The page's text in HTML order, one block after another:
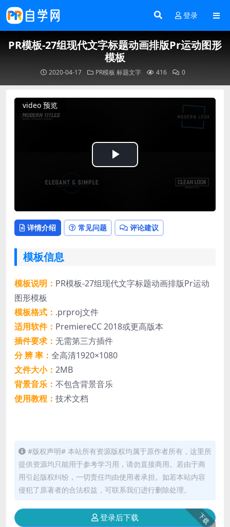
登录
PR模板-27组现代文字标题动画排版Pr运动图形
模板
2020-04-17 PR模板 标题文字 416 0
video 预览
Play
详情介绍 常见问题 评论建议
模板信息
模板说明： PR模板-27组现代文字标题动画排版Pr运动
图形模板
模板格式： .prproj文件
适用软件： PremiereCC 2018或更高版本
插件要求： 无需第三方插件
分 辨 率： 全高清1920×1080
文件大小： 2MB
背景音乐： 不包含背景音乐
使用教程： 技术文档
#版权声明# 本站所有资源版权均属于原作者所有，这里所
提供资源均只能用于参考学习用，请勿直接商用。若由于商
用引起版权纠纷，一切责任均由使用者承担。如若本站内容
侵犯了原著者的合法权益，可联系我们进行删除处理。
下载
登录后下载